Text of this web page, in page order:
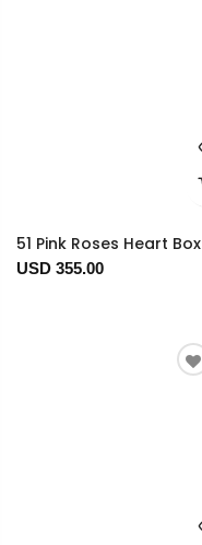
51 Pink Roses Heart Box
USD 355.00